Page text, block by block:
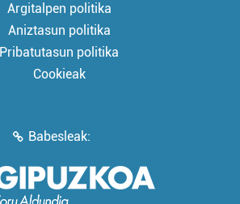
Argitalpen politika
Aniztasun politika
Pribatutasun politika
Cookieak
Babesleak: